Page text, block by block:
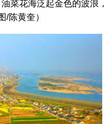
菜花海泛起金色的波浪，
/陈黄奎）